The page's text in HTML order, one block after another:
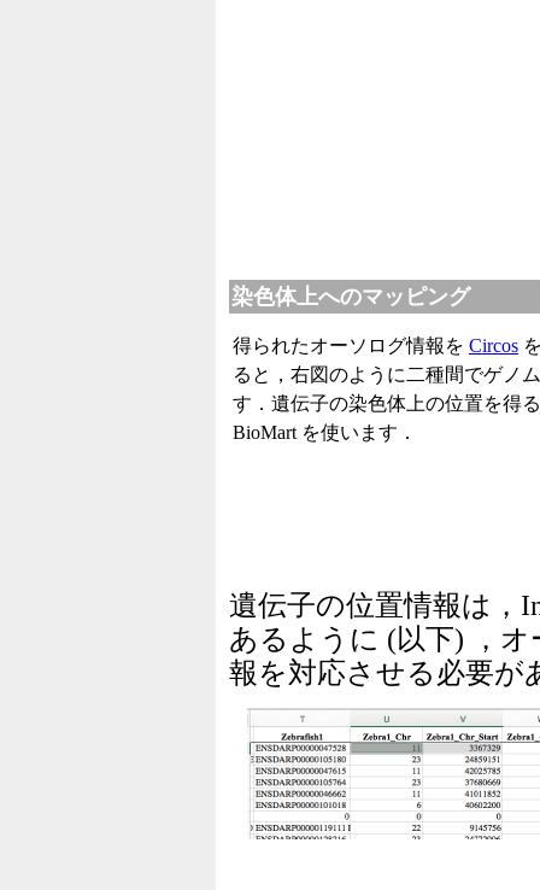
染色体上へのマッピング
得られたオーソログ情報を Circos
ると，右図のように二種間でゲノ
す．遺伝子の染色体上の位置を得
BioMart を使います．
遺伝子の位置情報は，
あるように (以下) ，
報を対応させる必要が